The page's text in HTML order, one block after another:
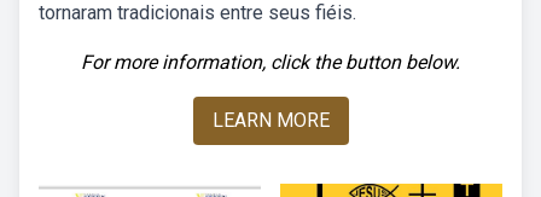
tornaram tradicionais entre seus fiéis.
For more information, click the button below.
LEARN MORE